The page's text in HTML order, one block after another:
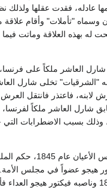
عادله، فقدت عقلها ولذلك
وسماه "تأملات" وأقام
له بهذه العلاقة وماتت
عشر عام 1824 وتوج أخوه شارل العاشر
"الشرقيات" تخلى شارل
لابنه، فاعتذر فانتقل
شارل العاشر ملكاً
عام 1830 في شهر تموز، وذلك بسبب
عيّن الملك لويس فيليب
فيكتور هيجو عضواً في مجلس
رئيساً للجمهورية وهو ابن أخ نابليون الأول 1769 ـ 1821 وناصبه